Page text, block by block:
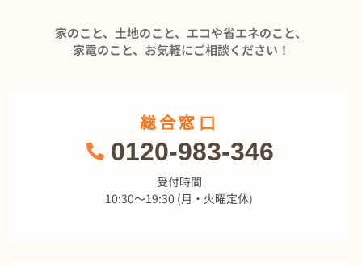
家のこと、土地のこと、エコや省エネのこと、
家電のこと、お気軽にご相談ください！
総合窓口
0120-983-346
受付時間
10:30～19:30 (月・火曜定休)